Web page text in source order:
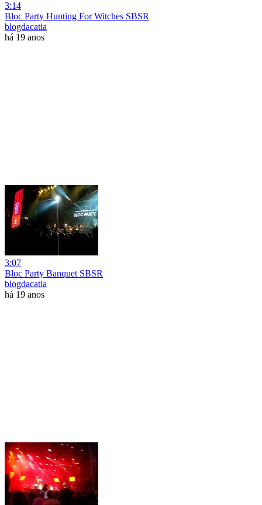
3:14
Bloc Party Hunting For Witches SBSR
blogdacatia
há 19 anos
3:07
Bloc Party Banquet SBSR
blogdacatia
há 19 anos